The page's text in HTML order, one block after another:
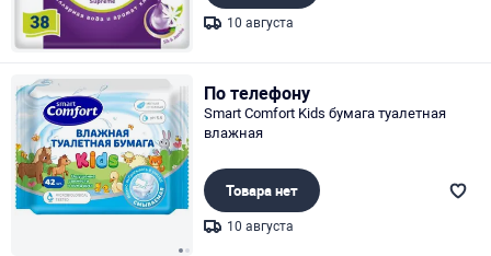
10 августа
По телефону
Smart Comfort Kids бумага туалетная
влажная
Товара нет
10 августа